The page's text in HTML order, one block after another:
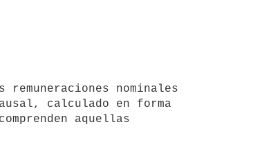
calculado en forma
aquellas